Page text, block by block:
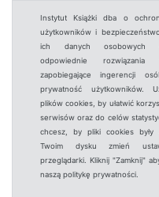
Instytut Książki dba o
użytkowników i
ich danych osobowych
odpowiednie rozwiązania
zapobiegające ingerencji
prywatność użytkowników.
plików cookies, by ułatwić
serwisów oraz do celów
chcesz, by pliki cookies były
Twoim dysku zmień
przeglądarki. Kliknij "Zamknij"
naszą politykę prywatności.